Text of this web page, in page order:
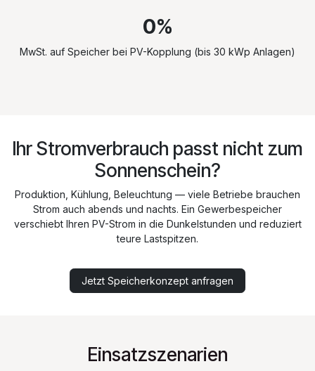
0%
MwSt. auf Speicher bei PV-Kopplung (bis 30 kWp Anlagen)
Ihr Stromverbrauch passt nicht zum
Sonnenschein?
Produktion, Kühlung, Beleuchtung — viele Betriebe brauchen
Strom auch abends und nachts. Ein Gewerbespeicher
verschiebt Ihren PV-Strom in die Dunkelstunden und reduziert
teure Lastspitzen.
Jetzt Speicherkonzept anfragen
Einsatzszenarien